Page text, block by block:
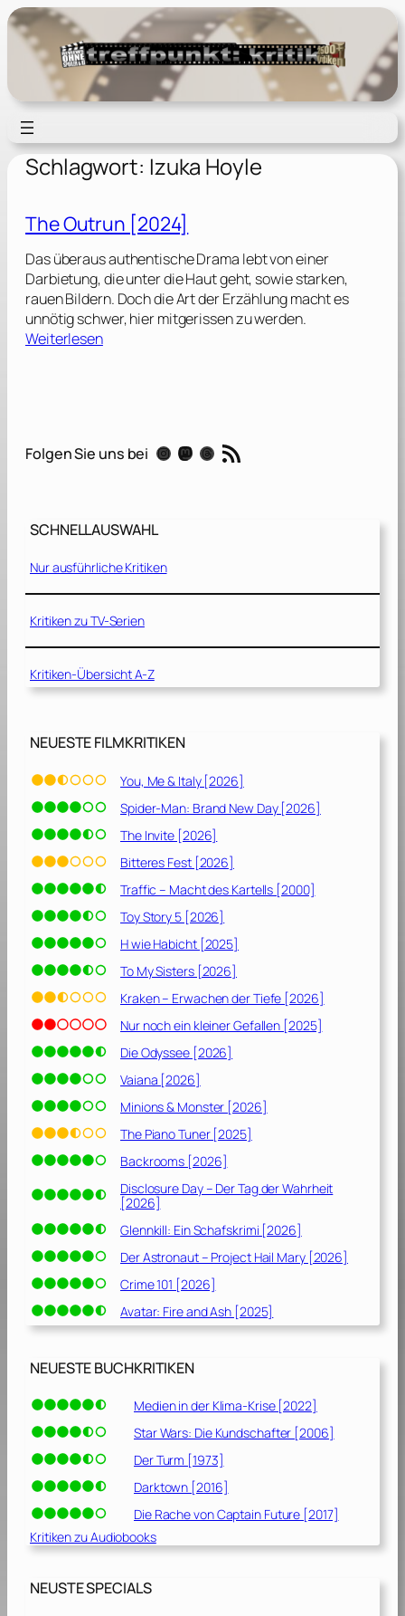
Zum
Inhalt
springen
Schlagwort: Izuka Hoyle
The Outrun [2024]
Das überaus authentische Drama lebt von einer
Darbietung, die unter die Haut geht, sowie starken,
rauen Bildern. Doch die Art der Erzählung macht es
unnötig schwer, hier mitgerissen zu werden.
Weiterlesen:
t
[
0
2
4
Folgen Sie uns bei Instagram Mastodon Threads RSS-Feed
SCHNELLAUSWAHL
Nur ausführliche Kritiken
Kritiken zu TV-Serien
Kritiken-Übersicht A-Z
NEUESTE FILMKRITIKEN
You, Me & Italy [2026]
Spider-Man: Brand New Day [2026]
The Invite [2026]
Bitteres Fest [2026]
Traffic – Macht des Kartells [2000]
Toy Story 5 [2026]
H wie Habicht [2025]
To My Sisters [2026]
Kraken – Erwachen der Tiefe [2026]
Nur noch ein kleiner Gefallen [2025]
Die Odyssee [2026]
Vaiana [2026]
Minions & Monster [2026]
The Piano Tuner [2025]
Backrooms [2026]
Disclosure Day – Der Tag der Wahrheit
[2026]
Glennkill: Ein Schafskrimi [2026]
Der Astronaut – Project Hail Mary [2026]
Crime 101 [2026]
Avatar: Fire and Ash [2025]
NEUESTE BUCHKRITIKEN
Medien in der Klima-Krise [2022]
Star Wars: Die Kundschafter [2006]
Der Turm [1973]
Darktown [2016]
Die Rache von Captain Future [2017]
Kritiken zu Audiobooks
NEUSTE SPECIALS